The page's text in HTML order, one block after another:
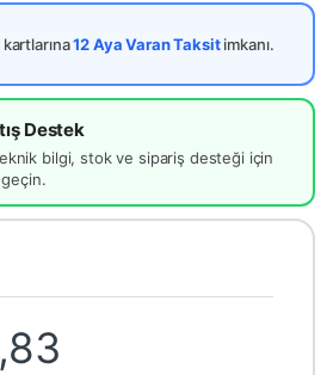
12 Aya Varan Taksitimkanı.
Destek
bilgi, stok ve sipariş desteği için